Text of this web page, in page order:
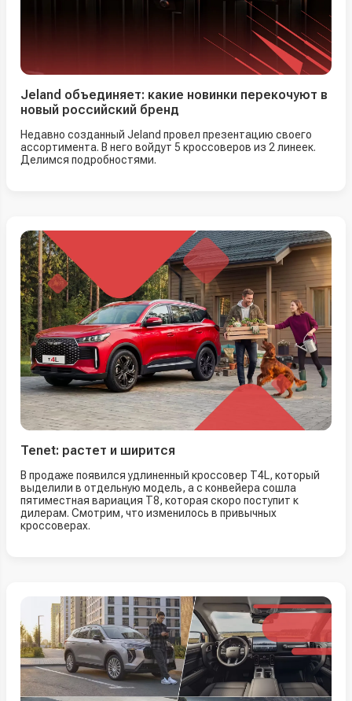
Jeland объединяет: какие новинки перекочуют в
новый российский бренд
Недавно созданный Jeland провел презентацию своего
ассортимента. В него войдут 5 кроссоверов из 2 линеек.
Делимся подробностями.
Tenet: растет и ширится
В продаже появился удлиненный кроссовер T4L, который
выделили в отдельную модель, а с конвейера сошла
пятиместная вариация T8, которая скоро поступит к
дилерам. Смотрим, что изменилось в привычных
кроссоверах.